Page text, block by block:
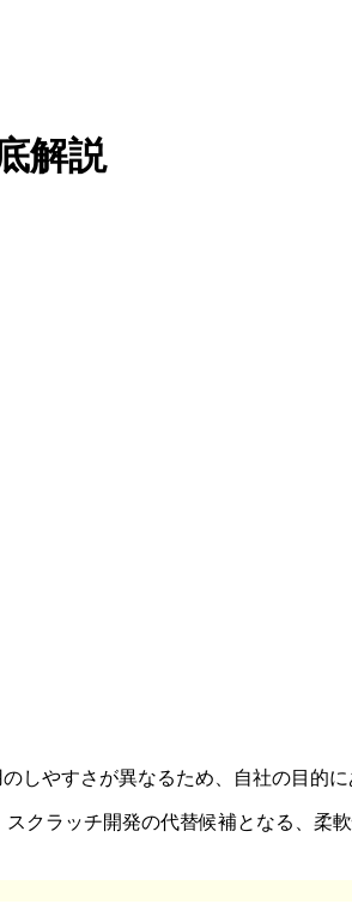
解説
しやすさが異なるため、自社の目的に
クラッチ開発の代替候補となる、柔